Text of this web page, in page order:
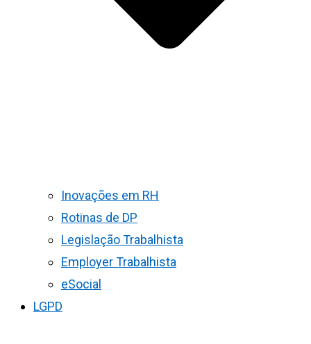
Inovações em RH
Rotinas de DP
Legislação Trabalhista
Employer Trabalhista
eSocial
LGPD